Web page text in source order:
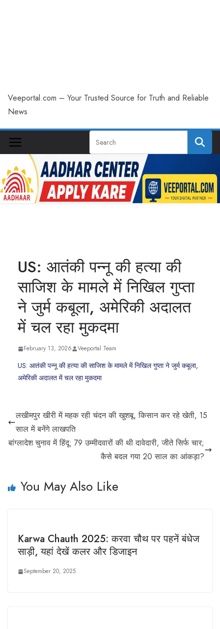
Veeportal.com – Your Trusted Source for Truth and Reliable
News
US: आतंकी पन्नू की हत्या की
साजिश के मामले में निखिल गुप्ता
ने जुर्म कबूला, अमेरिकी अदालत
में चल रहा मुकदमा
February 13, 2026 Veeportal Team
US: आतंकी पन्नू की हत्या की साजिश के मामले में निखिल गुप्ता ने जुर्म कबूला,
अमेरिकी अदालत में चल रहा मुकदमा
लखीमपुर खीरी में महक रही चंदन की खुशबू, किसान कर रहे खेती, 15
साल में बनेंगे लाखपति
बांग्लादेश चुनाव में हिंदू: 79 उम्मीदवारों की थी दावेदारी, जीते सिर्फ चार;
कैसे बदल गया 20 साल का आंकड़ा?
You May Also Like
Karwa Chauth 2025: करवा चौथ पर पहनें बंधेज
साड़ी, यहां देखें कलर और डिजाइन
September 20, 2025